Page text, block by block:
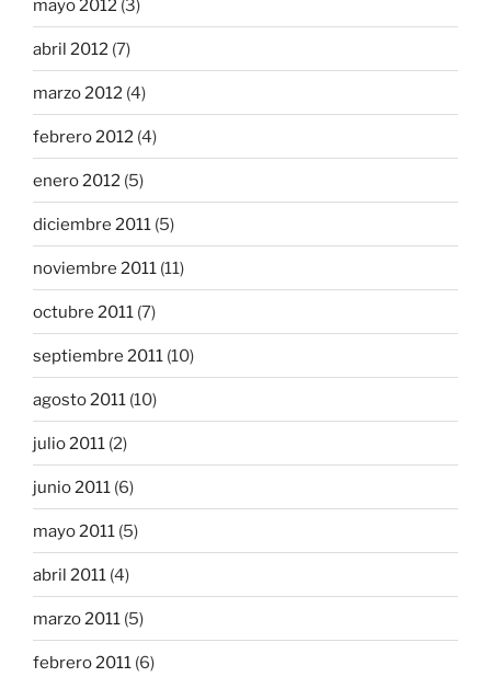
mayo 2012 (3)
abril 2012 (7)
marzo 2012 (4)
febrero 2012 (4)
enero 2012 (5)
diciembre 2011 (5)
noviembre 2011 (11)
octubre 2011 (7)
septiembre 2011 (10)
agosto 2011 (10)
julio 2011 (2)
junio 2011 (6)
mayo 2011 (5)
abril 2011 (4)
marzo 2011 (5)
febrero 2011 (6)